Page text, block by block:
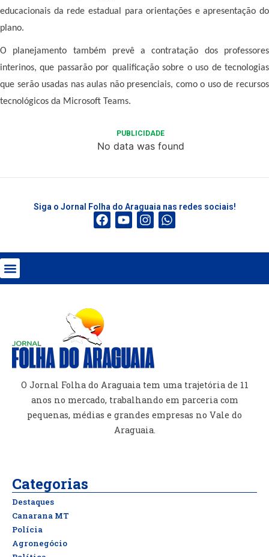
educacionais da rede estadual para orientações e apresentação do
plano.
O planejamento também prevê a contratação dos professores
interinos, que passarão por qualificação sobre o uso de tecnologias
que serão usadas nas aulas não presenciais, como o uso de recursos
tecnológicos da Microsoft Teams.
PUBLICIDADE
No data was found
Siga o Jornal Folha do Araguaia nas redes sociais!
O Jornal Folha do Araguaia tem uma trajetória de 11
anos no mercado, trabalhando em parceria com
pequenas, médias e grandes empresas no Vale do
Araguaia.
Categorias
Destaques
Canarana MT
Polícia
Agronegócio